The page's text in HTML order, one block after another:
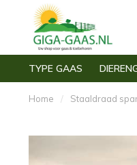
TYPE GAAS
Aanbieding
Home / Staaldraad